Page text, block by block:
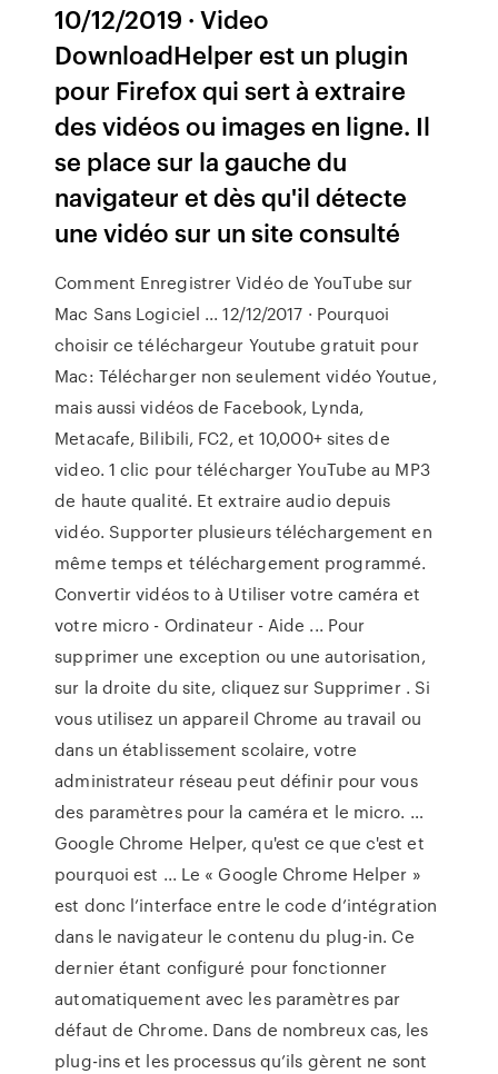
10/12/2019 · Video
DownloadHelper est un plugin
pour Firefox qui sert à extraire
des vidéos ou images en ligne. Il
se place sur la gauche du
navigateur et dès qu'il détecte
une vidéo sur un site consulté
Comment Enregistrer Vidéo de YouTube sur
Mac Sans Logiciel ... 12/12/2017 · Pourquoi
choisir ce téléchargeur Youtube gratuit pour
Mac: Télécharger non seulement vidéo Youtue,
mais aussi vidéos de Facebook, Lynda,
Metacafe, Bilibili, FC2, et 10,000+ sites de
video. 1 clic pour télécharger YouTube au MP3
de haute qualité. Et extraire audio depuis
vidéo. Supporter plusieurs téléchargement en
même temps et téléchargement programmé.
Convertir vidéos to à Utiliser votre caméra et
votre micro - Ordinateur - Aide ... Pour
supprimer une exception ou une autorisation,
sur la droite du site, cliquez sur Supprimer . Si
vous utilisez un appareil Chrome au travail ou
dans un établissement scolaire, votre
administrateur réseau peut définir pour vous
des paramètres pour la caméra et le micro. …
Google Chrome Helper, qu'est ce que c'est et
pourquoi est ... Le « Google Chrome Helper »
est donc l’interface entre le code d’intégration
dans le navigateur le contenu du plug-in. Ce
dernier étant configuré pour fonctionner
automatiquement avec les paramètres par
défaut de Chrome. Dans de nombreux cas, les
plug-ins et les processus qu’ils gèrent ne sont